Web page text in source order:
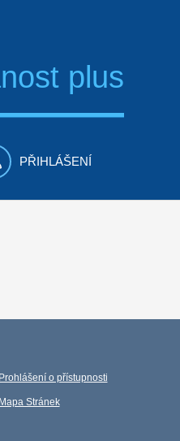
plus
PŘIHLÁŠENÍ
Prohlášení o přístupnosti
Mapa Stránek